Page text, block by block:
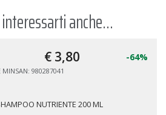
anche...
€ 3,80 -64%
MINSAN: 980287041
NUTRIENTE 200 ML